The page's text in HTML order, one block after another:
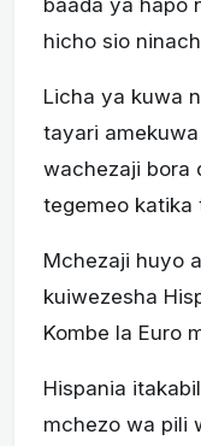
hicho sio
Licha ya kuwa
tayari
wachezaji bora
tegemeo katika
Mchezaji huyo
kuiwezesha
Kombe la Euro
Hispania
mchezo wa pili